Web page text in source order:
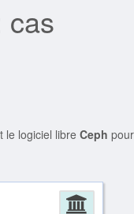
cas
le logiciel libreCeph